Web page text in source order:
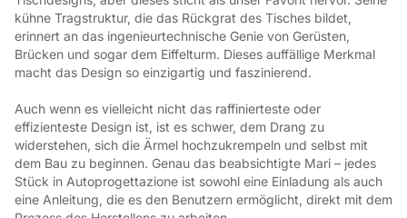
kühne Tragstruktur, die das Rückgrat des Tisches bildet,
erinnert an das ingenieurtechnische Genie von Gerüsten,
Brücken und sogar dem Eiffelturm. Dieses auffällige Merkmal
macht das Design so einzigartig und faszinierend.
Auch wenn es vielleicht nicht das raffinierteste oder
effizienteste Design ist, ist es schwer, dem Drang zu
widerstehen, sich die Ärmel hochzukrempeln und selbst mit
dem Bau zu beginnen. Genau das beabsichtigte Mari – jedes
Stück in Autoprogettazione ist sowohl eine Einladung als auch
eine Anleitung, die es den Benutzern ermöglicht, direkt mit dem